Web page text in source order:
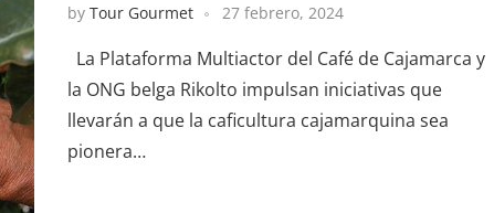
by Tour Gourmet 27 febrero, 2024
La Plataforma Multiactor del Café de Cajamarca y
la ONG belga Rikolto impulsan iniciativas que
llevarán a que la caficultura cajamarquina sea
pionera…